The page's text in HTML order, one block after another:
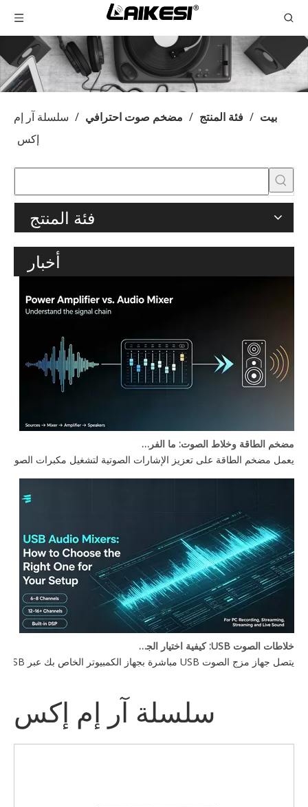
بيت / فئة المنتج / مضخم صوت احترافي / سلسلة آر إم
إكس
فئة المنتج
أخبار
مضخم الطاقة وخلاط الصوت: ما الفرق؟
يعمل مضخم الطاقة على تعزيز الإشارات الصوتية لتشغيل مكبرات
خلاطات الصوت USB: كيفية اختيار الجهاز المناسب لإعدادك
يتصل جهاز مزج الصوت USB مباشرة بجهاز الكمبيوتر الخاص بك عبر USB، مما يتيح لك التحكم في مدخلات الصوت المتعددة — الميكروفونات والأدوات وأجهزة التشغيل — من وحدة تحكم واحدة. يعتمد الخيار الأفضل على احتياجات عدد القنوات لديك، وميزات DSP، وما إذا كنت بحاجة إلى طاقة فانتوم للميكروفونات المكثفة.
سلسلة آر إم إكس